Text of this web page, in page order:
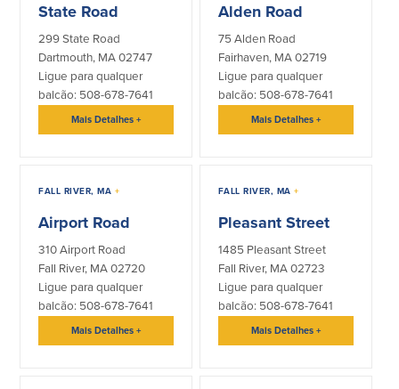
Segurança
Programa de sensibilização do
cliente para a segurança da Internet
em casa
Recursos
educação
Get on the Bus
Donativos e patrocínios
State Road
299 State Road
Dartmouth, MA 02747
Ligue para qualquer
balcão: 508-678-7641
Mais Detalhes+
Alden Road
75 Alden Road
Fairhaven, MA 02719
Ligue para qualquer
balcão: 508-678-7641
Mais Detalhes +
FALL RIVER, MA +
Airport Road
310 Airport Road
Fall River, MA 02720
Ligue para qualquer
balcão: 508-678-7641
Mais Detalhes+
FALL RIVER, MA+
Pleasant Street
1485 Pleasant Street
Fall River, MA 02723
Ligue para qualquer
balcão: 508-678-7641
Mais Detalhes +